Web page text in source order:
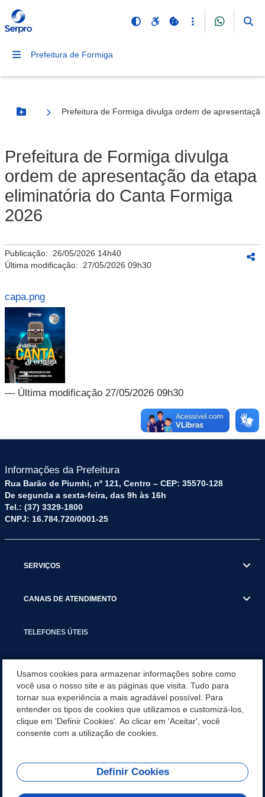
Prefeitura de Formiga
Botão Menu
Prefeitura de Formiga divulga ordem de
Prefeitura de Formiga divulga
ordem de apresentação da etapa
eliminatória do Canta Formiga
2026
Publicação: 26/05/2026 14h40
Última modificação: 27/05/2026 09h30
capa.png
— Última modificação 27/05/2026 09h30
Informações da Prefeitura
Rua Barão de Piumhi, nº 121, Centro – CEP: 35570-128
De segunda a sexta-feira, das 9h às 16h
Tel.: (37) 3329-1800
CNPJ: 16.784.720/0001-25
SERVIÇOS
CANAIS DE ATENDIMENTO
TELEFONES ÚTEIS
NOTÍCIAS
APLICATIVO
REDES SOCIAIS
Usamos cookies para armazenar informações sobre como
você usa o nosso site e as páginas que visita. Tudo para
tornar sua experiência a mais agradável possível. Para
entender os tipos de cookies que utilizamos e customizá-los,
clique em 'Definir Cookies'. Ao clicar em 'Aceitar', você
consente com a utilização de cookies.
Definir Cookies